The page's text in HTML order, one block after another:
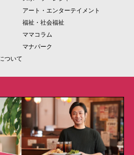
アート・エンターテイメント
福祉・社会福祉
ママコラム
マナパーク
ついて